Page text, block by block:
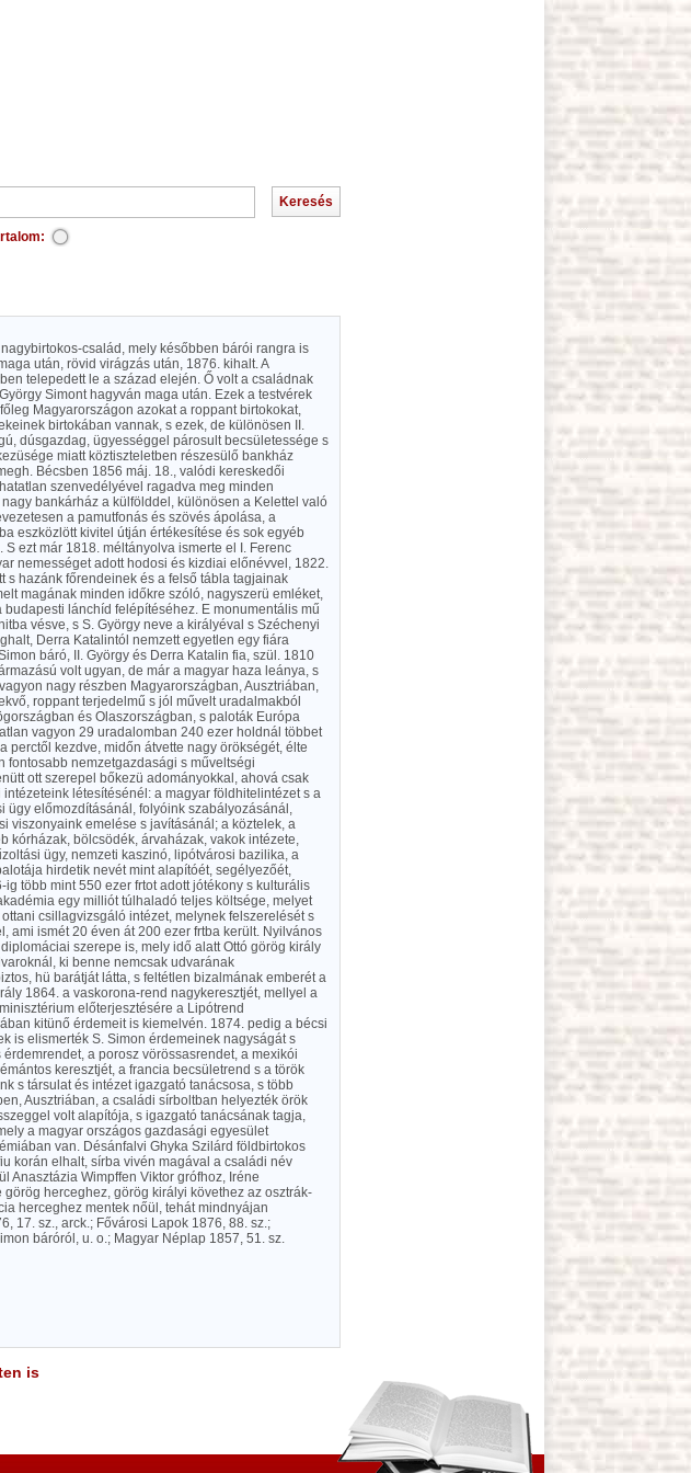
család, mely későbben bárói rangra is
után, rövid virágzás után, 1876. kihalt. A
telepedett le a század elején. Ő volt a családnak
Simont hagyván maga után. Ezek a testvérek
Magyarországon azokat a roppant birtokokat,
birtokában vannak, s ezek, de különösen II.
dúsgazdag, ügyességgel párosult becsületessége s
miatt köztiszteletben részesülő bankház
Bécsben 1856 máj. 18., valódi kereskedői
szenvedélyével ragadva meg minden
bankárház a külfölddel, különösen a Kelettel való
a pamutfonás és szövés ápolása, a
eszközlött kivitel útján értékesítése és sok egyéb
ezt már 1818. méltányolva ismerte el I. Ferenc
nemességet adott hodosi és kizdiai előnévvel, 1822.
s hazánk főrendeinek és a felső tábla tagjainak
magának minden időkre szóló, nagyszerü emléket,
lánchíd felépítéséhez. E monumentális mű
vésve, s S. György neve a királyéval s Széchenyi
Derra Katalintól nemzett egyetlen egy fiára
báró, II. György és Derra Katalin fia, szül. 1810
volt ugyan, de már a magyar haza leánya, s
nagy részben Magyarországban, Ausztriában,
roppant terjedelmű s jól művelt uradalmakból
és Olaszországban, s paloták Európa
vagyon 29 uradalomban 240 ezer holdnál többet
kezdve, midőn átvette nagy örökségét, élte
fontosabb nemzetgazdasági s műveltségi
ott szerepel bőkezü adományokkal, ahová csak
létesítésénél: a magyar földhitelintézet s a
ügy előmozdításánál, folyóink szabályozásánál,
viszonyaink emelése s javításánál; a köztelek, a
kórházak, bölcsödék, árvaházak, vakok intézete,
ügy, nemzeti kaszinó, lipótvárosi bazilika, a
hirdetik nevét mint alapítóét, segélyezőét,
több mint 550 ezer frtot adott jótékony s kulturális
egy milliót túlhaladó teljes költsége, melyet
csillagvizsgáló intézet, melynek felszerelését s
ami ismét 20 éven át 200 ezer frtba került. Nyilvános
szerepe is, mely idő alatt Ottó görög király
ki benne nemcsak udvarának
hü barátját látta, s feltétlen bizalmának emberét a
1864. a vaskorona-rend nagykeresztjét, mellyel a
előterjesztésére a Lipótrend
kitünő érdemeit is kiemelvén. 1874. pedig a bécsi
is elismerték S. Simon érdemeinek nagyságát s
a porosz vörössasrendet, a mexikói
keresztjét, a francia becsületrend s a török
s társulat és intézet igazgató tanácsosa, s több
Ausztriában, a családi sírboltban helyezték örök
volt alapítója, s igazgató tanácsának tagja,
a magyar országos gazdasági egyesület
van. Désánfalvi Ghyka Szilárd földbirtokos
korán elhalt, sírba vivén magával a családi név
Anasztázia Wimpffen Viktor grófhoz, Iréne
herceghez, görög királyi követhez az osztrák-
herceghez mentek nőül, tehát mindnyájan
17. sz., arck.; Fővárosi Lapok 1876, 88. sz.;
báróról, u. o.; Magyar Néplap 1857, 51. sz.
is